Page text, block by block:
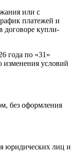
или с
платежей и
договоре купли-
года по «31»
изменения условий
без оформления
юридических лиц и